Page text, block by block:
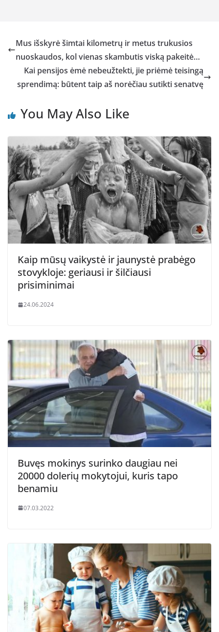
Mus išskyrė šimtai kilometrų ir metus trukusios
nuoskaudos, kol vienas skambutis viską pakeitė…
Kai pensijos ėmė nebeužtekti, jie priėmė teisingą
sprendimą: būtent taip aš norėčiau sutikti senatvę
You May Also Like
Kaip mūsų vaikystė ir jaunystė prabėgo
stovykloje: geriausi ir šilčiausi
prisiminimai
24.06.2024
Buvęs mokinys surinko daugiau nei
20000 dolerių mokytojui, kuris tapo
benamiu
07.03.2022